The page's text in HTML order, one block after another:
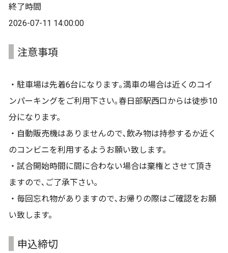
終了時間
2026-07-11 14:00:00
注意事項
・駐車場は先着6台になります｡満車の場合は近くのコイ
ンパーキングをご利用下さい｡春日部駅西口からは徒歩10
分になります。
・自動販売機はありませんので､飲み物は持参するか近く
のコンビニを利用するようお願い致します。
・試合開始時間に間に合わない場合は棄権とさせて頂き
ますので､ご了承下さい｡
・毎回忘れ物がありますので､お帰りの際はご確認をお願
い致します。
申込締切